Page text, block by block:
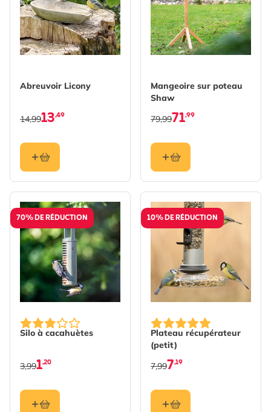
Abreuvoir Licony
13,49
14,99
Mangeoire sur poteau
Shaw
71,99
79,99
70% DE RÉDUCTION
Silo à cacahuètes
1,20
3,99
10% DE RÉDUCTION
Plateau récupérateur
(petit)
7,19
7,99